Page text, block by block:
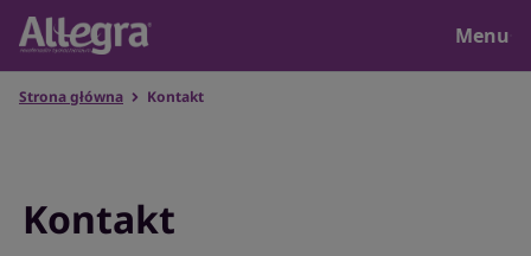
Menu
Close
Strona Główna
Allegra. Oczywisty wybór.
Strona główna Kontakt
Kontakt